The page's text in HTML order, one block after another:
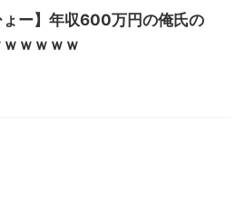
ょー】年収600万円の俺氏の
ｗｗｗｗ